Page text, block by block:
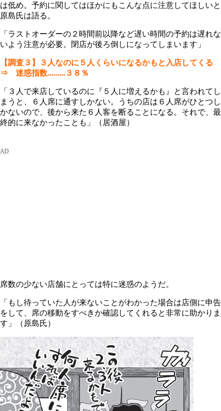
は低め。予約に関してはほかにもこんな点に注意してほしいと
原島氏は語る。
「ラストオーダーの２時間前以降など遅い時間の予約は遅れな
いよう注意が必要。閉店が後ろ倒しになってしまいます」
【調査３】３人なのに５人くらいになるかもと入店してくる
⇒ 迷惑指数.........３８％
「３人で来店しているのに『５人に増えるかも』と言われてし
まうと、６人席に通すしかない。うちの店は６人席がひとつし
かないので、後から来た６人客を断ることになる。それで、最
終的に来なかったことも」（居酒屋）
席数の少ない店舗にとっては特に迷惑のようだ。
「もし待っていた人が来ないことがわかった場合は店側に申告
をして、席の移動をすべきか確認してくれると非常に助かりま
す」（原島氏）